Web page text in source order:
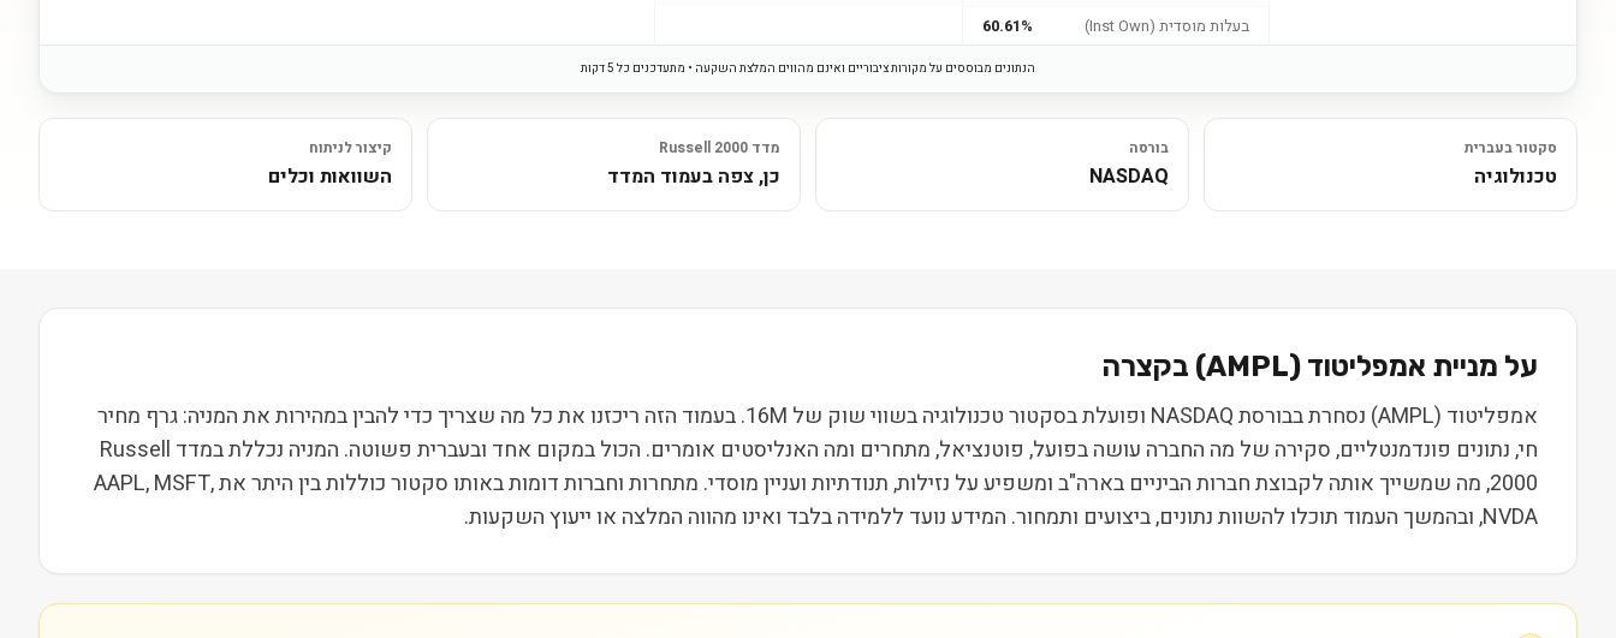
בעלות מוסדית (Inst Own)
60.61%
הנתונים מבוססים על מקורות ציבוריים ואינם מהווים המלצת השקעה • מתעדכנים כל 5 דקות
סקטור בעברית
טכנולוגיה
בורסה
NASDAQ
מדד Russell 2000
כן, צפה בעמוד המדד
קיצור לניתוח
השוואות וכלים
על מניית אמפליטוד (
AMPL) בקצרה
אמפליטוד (AMPL) נסחרת בבורסת NASDAQ ופועלת בסקטור טכנולוגיה בשווי שוק של 16M. בעמוד הזה ריכזנו את כל מה שצריך כדי להבין במהירות את המניה: גרף מחיר
חי, נתונים פונדמנטליים, סקירה של מה החברה עושה בפועל, פוטנציאל, מתחרים ומה האנליסטים אומרים. הכול במקום אחד ובעברית פשוטה. המניה נכללת במדד Russell
2000, מה שמשייך אותה לקבוצת חברות הביניים בארה"ב ומשפיע על נזילות, תנודתיות ועניין מוסדי. מתחרות וחברות דומות באותו סקטור כוללות בין היתר את AAPL, MSFT,
NVDA, ובהמשך העמוד תוכלו להשוות נתונים, ביצועים ותמחור. המידע נועד ללמידה בלבד ואינו מהווה המלצה או ייעוץ השקעות.